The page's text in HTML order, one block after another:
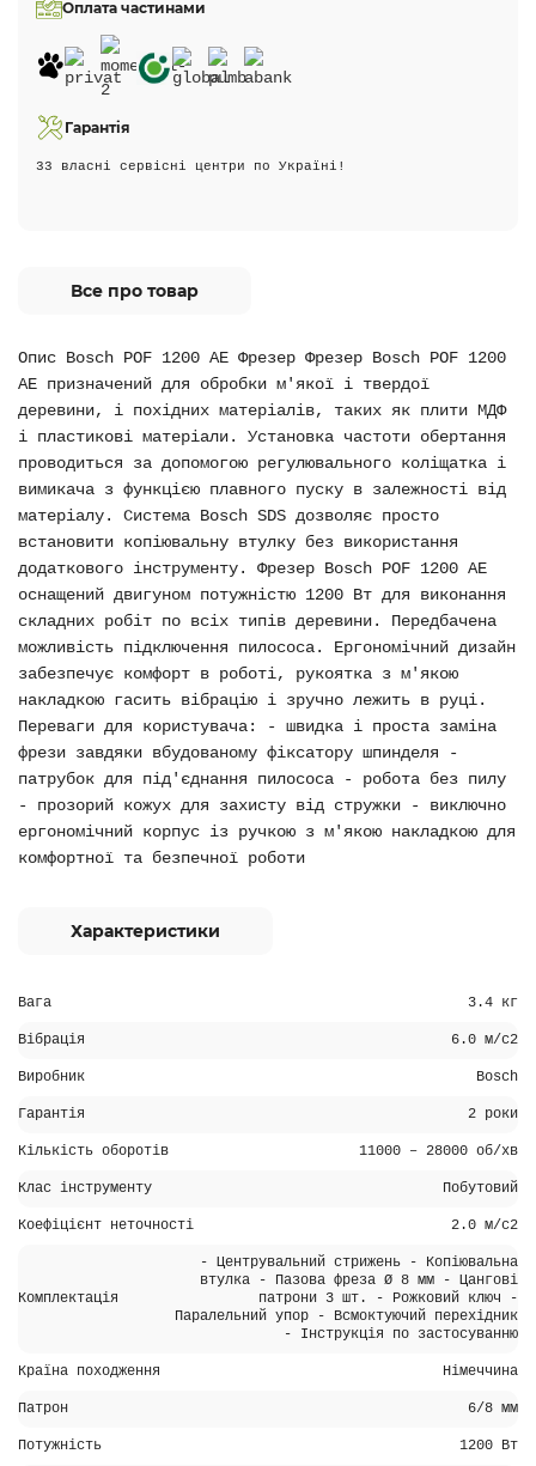
Оплата частинами
Гарантія
33 власні сервісні центри по Україні!
Все про товар
Опис Bosch POF 1200 AE Фрезер Фрезер Bosch POF 1200
AE призначений для обробки м'якої і твердої
деревини, і похідних матеріалів, таких як плити МДФ
і пластикові матеріали. Установка частоти обертання
проводиться за допомогою регулювального коліщатка і
вимикача з функцією плавного пуску в залежності від
матеріалу. Система Bosch SDS дозволяє просто
встановити копіювальну втулку без використання
додаткового інструменту. Фрезер Bosch POF 1200 AE
оснащений двигуном потужністю 1200 Вт для виконання
складних робіт по всіх типів деревини. Передбачена
можливість підключення пилососа. Ергономічний дизайн
забезпечує комфорт в роботі, рукоятка з м'якою
накладкою гасить вібрацію і зручно лежить в руці.
Переваги для користувача: - швидка і проста заміна
фрези завдяки вбудованому фіксатору шпинделя -
патрубок для під'єднання пилососа - робота без пилу
- прозорий кожух для захисту від стружки - виключно
ергономічний корпус із ручкою з м'якою накладкою для
комфортної та безпечної роботи
Характеристики
Вага 3.4 кг
Вібрація 6.0 м/с2
Виробник Bosch
Гарантія 2 роки
Кількість оборотів 11000 – 28000 об/хв
Клас інструменту Побутовий
Коефіцієнт неточності 2.0 м/с2
Комплектація
- Центрувальний стрижень - Копіювальна
втулка - Пазова фреза Ø 8 мм - Цангові
патрони 3 шт. - Рожковий ключ -
Паралельний упор - Всмоктуючий перехідник
- Інструкція по застосуванню
Країна походження Німеччина
Патрон 6/8 мм
Потужність 1200 Вт